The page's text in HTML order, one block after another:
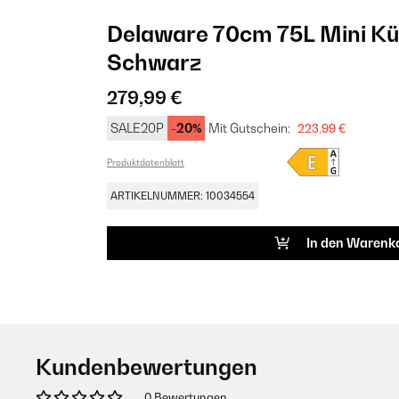
Delaware 70cm 75L Mini
Schwarz
279,99 €
SALE20P -20% Mit Gutschein: 223,99 €
Produktdatenblatt
ARTIKELNUMMER: 10034554
In den
Kundenbewertungen